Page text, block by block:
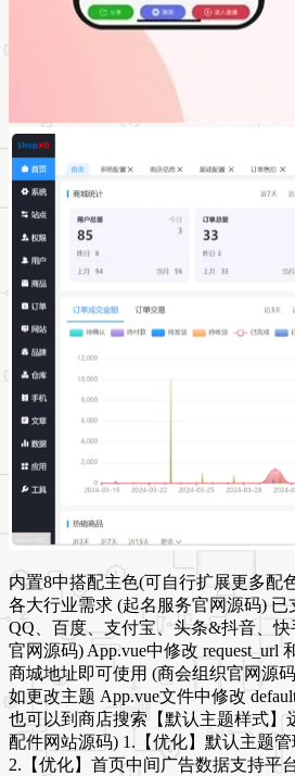
内置8中搭配主色(可自行扩展更多配
各大行业需求 (起名服务官网源码) 已
QQ、百度、支付宝、头条&抖音、快
官网源码) App.vue中修改 request_url
商城地址即可使用 (商会组织官网源
如更改主题 App.vue文件中修改
也可以到商店搜索【默认主题样式】
配件网站源码) 1.【优化】默认主题
2.【优化】首页中间广告数据支持平